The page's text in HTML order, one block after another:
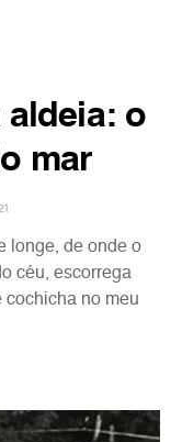
aldeia: o
mar
longe, de onde o
céu, escorrega
cochicha no meu